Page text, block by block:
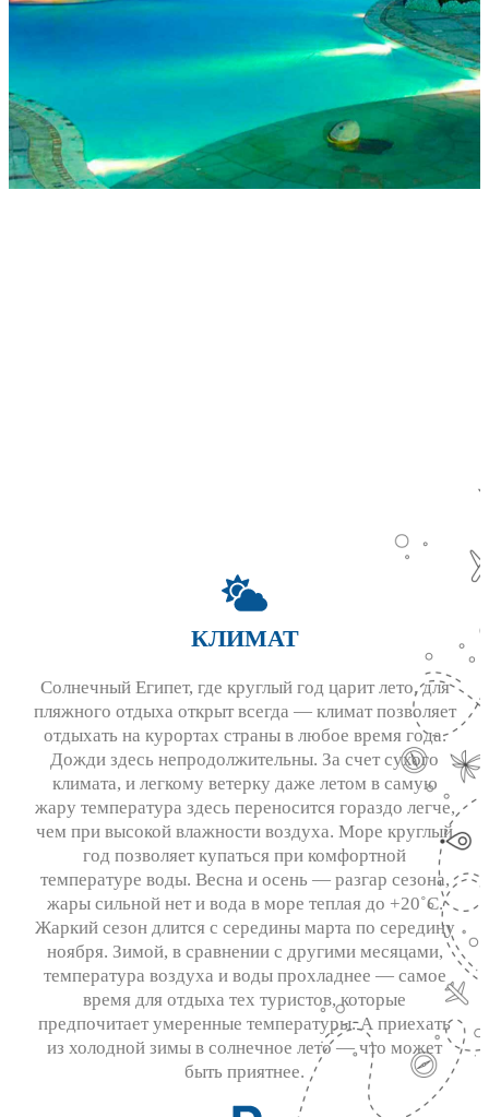
КЛИМАТ
Солнечный Египет, где круглый год царит лето, для
пляжного отдыха открыт всегда — климат позволяет
отдыхать на курортах страны в любое время года.
Дожди здесь непродолжительны. За счет сухого
климата, и легкому ветерку даже летом в самую
жару температура здесь переносится гораздо легче,
чем при высокой влажности воздуха. Море круглый
год позволяет купаться при комфортной
температуре воды. Весна и осень — разгар сезона,
жары сильной нет и вода в море теплая до +20˚С.
Жаркий сезон длится с середины марта по середину
ноября. Зимой, в сравнении с другими месяцами,
температура воздуха и воды прохладнее — самое
время для отдыха тех туристов, которые
предпочитает умеренные температуры. А приехать
из холодной зимы в солнечное лето — что может
быть приятнее.